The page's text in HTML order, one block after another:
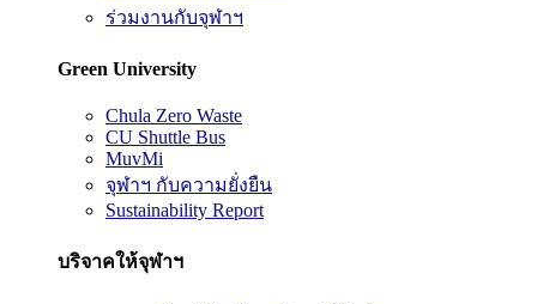
ร่วมงานกับจุฬาฯ
Green University
Chula Zero Waste
CU Shuttle Bus
MuvMi
จุฬาฯ กับความยั่งยืน
Sustainability Report
บริจาคให้จุฬาฯ